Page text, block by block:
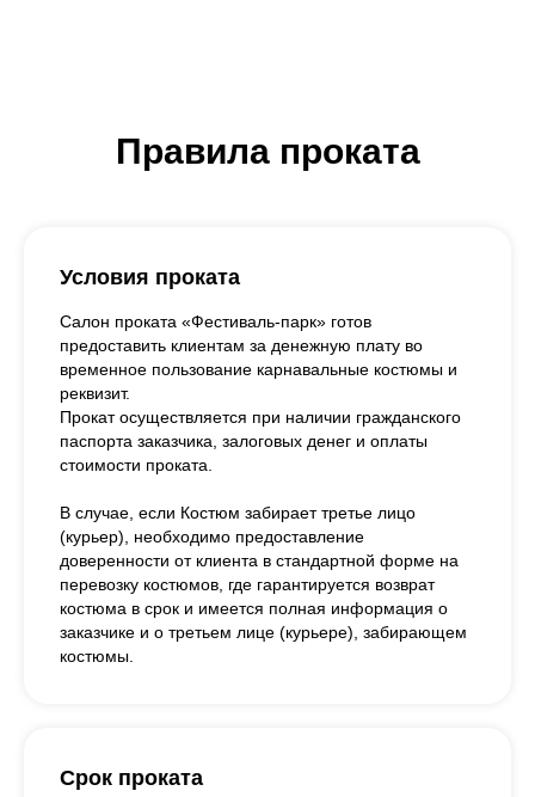
Правила проката
Условия проката
Салон проката «Фестиваль-парк» готов
предоставить клиентам за денежную плату во
временное пользование карнавальные костюмы и
реквизит.
Прокат осуществляется при наличии гражданского
паспорта заказчика, залоговых денег и оплаты
стоимости проката.
В случае, если Костюм забирает третье лицо
(курьер), необходимо предоставление
доверенности от клиента в стандартной форме на
перевозку костюмов, где гарантируется возврат
костюма в срок и имеется полная информация о
заказчике и о третьем лице (курьере), забирающем
костюмы.
Срок проката